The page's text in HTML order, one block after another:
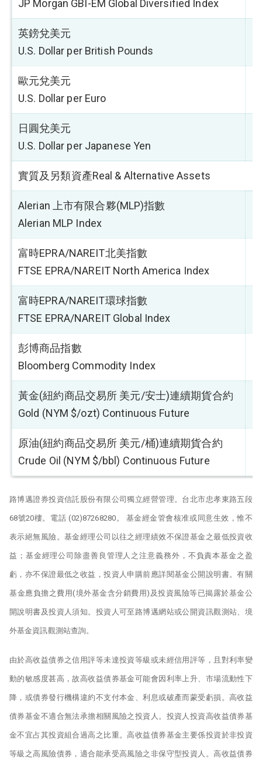
JP Morgan GBI-EM Global Diversified Index
英鎊兌美元
U.S. Dollar per British Pounds
歐元兌美元
U.S. Dollar per Euro
日圓兌美元
U.S. Dollar per Japanese Yen
實質及另類資產Real & Alternative Assets
Alerian 上市有限合夥(MLP)指數
Alerian MLP Index
富時EPRA/NAREIT北美指數
FTSE EPRA/NAREIT North America Index
富時EPRA/NAREIT環球指數
FTSE EPRA/NAREIT Global Index
彭博商品指數
Bloomberg Commodity Index
黃金(紐約商品交易所 美元/安士)連續期貨合約
Gold (NYM $/ozt) Continuous Future
原油(紐約商品交易所 美元/桶)連續期貨合約
Crude Oil (NYM $/bbl) Continuous Future
路博邁證券投資信託股份有限公司獨立經營管理。台北市忠孝東路五段
68號20樓。電話 (02)87268280。 基金經金管會核准或同意生效，惟不
表示絕無風險。基金經理公司以往之經理績效不保證基金之最低投資收
益；基金經理公司除盡善良管理人之注意義務外，不負責本基金之盈
虧，亦不保證最低之收益，投資人申購前應詳閱基金公開說明書。有關
基金應負擔之費用(境外基金含分銷費用)及投資風險等已揭露於基金公
開說明書及投資人須知。投資人可至路博邁網站或公開資訊觀測站、境
外基金資訊觀測站查詢。
由於高收益債券之信用評等未達投資等級或未經信用評等，且對利率變
動的敏感度甚高，故高收益債券基金可能會因利率上升、市場流動性下
降，或債券發行機構違約不支付本金、利息或破產而蒙受虧損。高收益
債券基金不適合無法承擔相關風險之投資人。投資人投資高收益債券基
金不宜占其投資組合過高之比重。高收益債券基金主要係投資於非投資
等級之高風險債券，適合能承受高風險之非保守型投資人。高收益債券